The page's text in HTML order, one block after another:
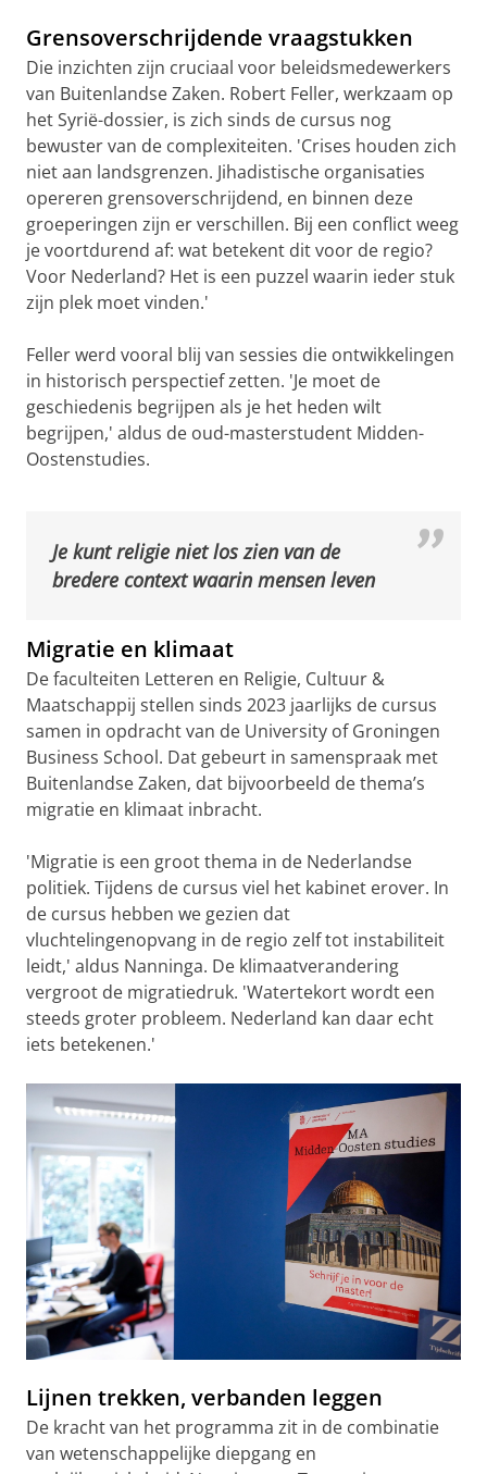
Grensoverschrijdende vraagstukken
Die inzichten zijn cruciaal voor beleidsmedewerkers
van Buitenlandse Zaken. Robert Feller, werkzaam op
het Syrië-dossier, is zich sinds de cursus nog
bewuster van de complexiteiten. 'Crises houden zich
niet aan landsgrenzen. Jihadistische organisaties
opereren grensoverschrijdend, en binnen deze
groeperingen zijn er verschillen. Bij een conflict weeg
je voortdurend af: wat betekent dit voor de regio?
Voor Nederland? Het is een puzzel waarin ieder stuk
zijn plek moet vinden.'
Feller werd vooral blij van sessies die ontwikkelingen
in historisch perspectief zetten. 'Je moet de
geschiedenis begrijpen als je het heden wilt
begrijpen,' aldus de oud-masterstudent Midden-
Oostenstudies.
Je kunt religie niet los zien van de
bredere context waarin mensen leven
Migratie en klimaat
De faculteiten Letteren en Religie, Cultuur &
Maatschappij stellen sinds 2023 jaarlijks de cursus
samen in opdracht van de University of Groningen
Business School. Dat gebeurt in samenspraak met
Buitenlandse Zaken, dat bijvoorbeeld de thema’s
migratie en klimaat inbracht.
'Migratie is een groot thema in de Nederlandse
politiek. Tijdens de cursus viel het kabinet erover. In
de cursus hebben we gezien dat
vluchtelingenopvang in de regio zelf tot instabiliteit
leidt,' aldus Nanninga. De klimaatverandering
vergroot de migratiedruk. 'Watertekort wordt een
steeds groter probleem. Nederland kan daar echt
iets betekenen.'
Lijnen trekken, verbanden leggen
De kracht van het programma zit in de combinatie
van wetenschappelijke diepgang en